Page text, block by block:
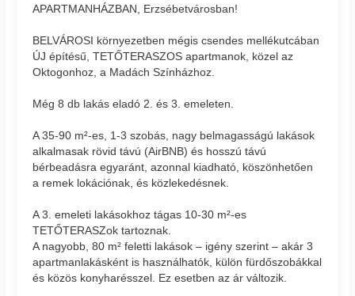
APARTMANHÁZBAN, Erzsébetvárosban!
BELVÁROSI környezetben mégis csendes mellékutcában
ÚJ építésű, TETŐTERASZOS apartmanok, közel az
Oktogonhoz, a Madách Színházhoz.
Még 8 db lakás eladó 2. és 3. emeleten.
A 35-90 m²-es, 1-3 szobás, nagy belmagasságú lakások
alkalmasak rövid távú (AirBNB) és hosszú távú
bérbeadásra egyaránt, azonnal kiadható, köszönhetően
a remek lokációnak, és közlekedésnek.
A 3. emeleti lakásokhoz tágas 10-30 m²-es
TETŐTERASZok tartoznak.
A nagyobb, 80 m² feletti lakások – igény szerint – akár 3
apartmanlakásként is használhatók, külön fürdőszobákkal
és közös konyharésszel. Ez esetben az ár változik.